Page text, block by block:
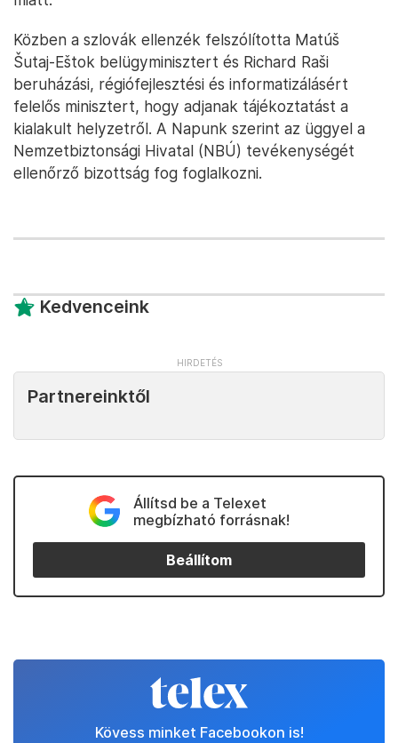
Közben a szlovák ellenzék felszólította Matúš
Šutaj-Eštok belügyminisztert és Richard Raši
beruházási, régiófejlesztési és informatizálásért
felelős minisztert, hogy adjanak tájékoztatást a
kialakult helyzetről. A Napunk szerint az üggyel a
Nemzetbiztonsági Hivatal (NBÚ) tevékenységét
ellenőrző bizottság fog foglalkozni.
Kedvenceink
Partnereinktől
Állítsd be a Telexet
megbízható forrásnak!
Beállítom
Kövess minket Facebookon is!